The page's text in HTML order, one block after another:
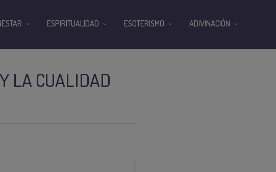
LA CUALIDAD
ESPIRITUALIDAD ESOTERISMO ADIVINACIÓN